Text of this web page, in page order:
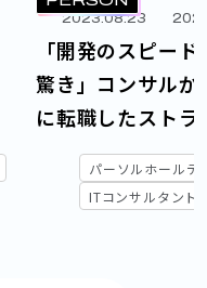
2023.08.23
「開発のスピー
驚き」コンサルか
に転職したストラ
語る、DX支援の
発の裏側
パーソルホールデ
ITコンサルタント